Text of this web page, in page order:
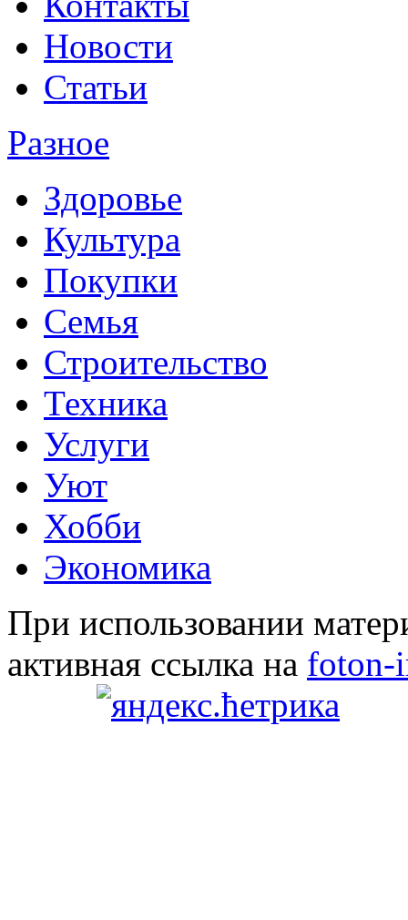
Новости
Статьи
Разное
Здоровье
Культура
Покупки
Семья
Строительство
Техника
Услуги
Уют
Хобби
Экономика
При использовании
активная ссылка на foton-